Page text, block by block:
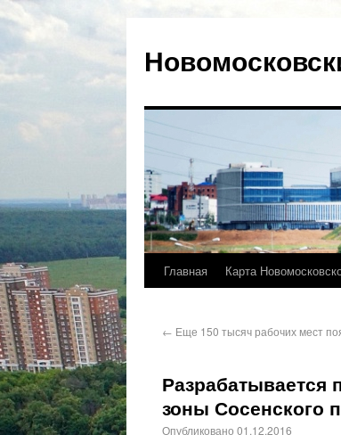
Главная Карта
← Еще 150 тысяч рабочих мест
Разрабатывается
зоны Сосенского
Опубликовано 01.12.2016